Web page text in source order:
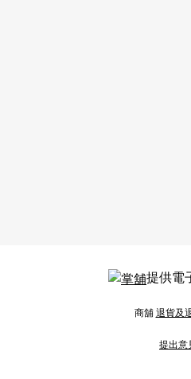
提供電
商舖退貨及
提出意